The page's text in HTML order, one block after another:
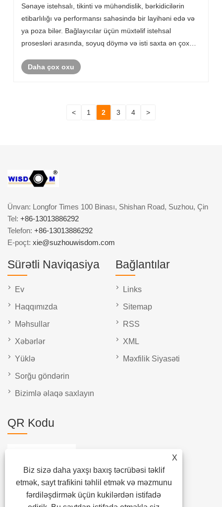
Sənaye istehsalı, tikinti və mühəndislik, bərkidicilərin
etibarlılığı və performansı sahəsində bir layihəni edə və
ya poza bilər. Bağlayıcılar üçün müxtəlif istehsal
prosesləri arasında, soyuq döymə və isti saxta ən çox
ehtiyaclarını təmin edən unikal......
Daha çox oxu
< 1 2 3 4 >
X
Biz sizə daha yaxşı baxış təcrübəsi təklif
etmək, sayt trafikini təhlil etmək və məzmunu
fərdiləşdirmək üçün kukilərdən istifadə
Ünvan: Longfor Times 100 Binası, Shishan Road, Suzhou, Çin
Tel: +86-13013886292
Telefon: +86-13013886292
E-poçt: xie@suzhouwisdom.com
Sürətli Naviqasiya
Ev
Haqqımızda
Məhsullar
Xəbərlər
Yüklə
Sorğu göndərin
Bizimlə əlaqə saxlayın
Bağlantılar
Links
Sitemap
RSS
XML
Məxfilik Siyasəti
QR Kodu